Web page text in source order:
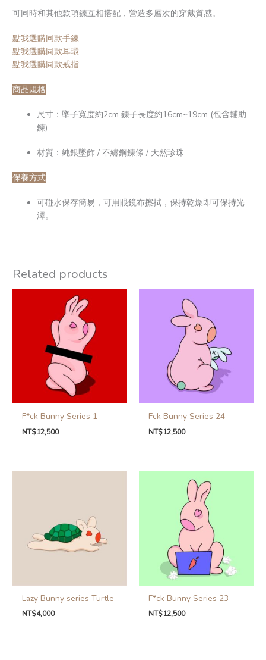
可同時和其他款項鍊互相搭配，營造多層次的穿戴質感。
點我選購同款手鍊
點我選購同款耳環
點我選購同款戒指
商品規格
尺寸：墜子寬度約2cm 鍊子長度約16cm~19cm (包含輔助
鍊)
材質：純銀墜飾 / 不繡鋼鍊條 / 天然珍珠
保養方式
可碰水保存簡易，可用眼鏡布擦拭，保持乾燥即可保持光
澤。
Related products
F*ck Bunny Series 1
NT$12,500
Fck Bunny Series 24
NT$12,500
Lazy Bunny series Turtle
NT$4,000
F*ck Bunny Series 23
NT$12,500